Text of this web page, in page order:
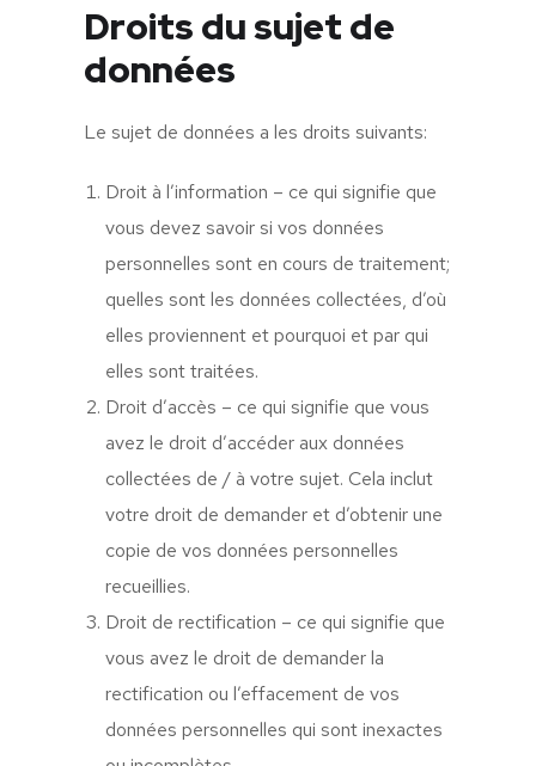
Droits du sujet de
données
Le sujet de données a les droits suivants:
Droit à l’information – ce qui signifie que
vous devez savoir si vos données
personnelles sont en cours de traitement;
quelles sont les données collectées, d’où
elles proviennent et pourquoi et par qui
elles sont traitées.
Droit d’accès – ce qui signifie que vous
avez le droit d’accéder aux données
collectées de / à votre sujet. Cela inclut
votre droit de demander et d’obtenir une
copie de vos données personnelles
recueillies.
Droit de rectification – ce qui signifie que
vous avez le droit de demander la
rectification ou l’effacement de vos
données personnelles qui sont inexactes